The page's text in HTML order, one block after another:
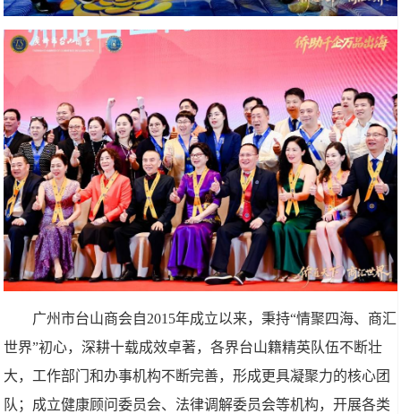
广州市台山商会自2015年成立以来，秉持“情聚四海、商汇
世界”初心，深耕十载成效卓著，各界台山籍精英队伍不断壮
大，工作部门和办事机构不断完善，形成更具凝聚力的核心团
队；成立健康顾问委员会、法律调解委员会等机构，开展各类